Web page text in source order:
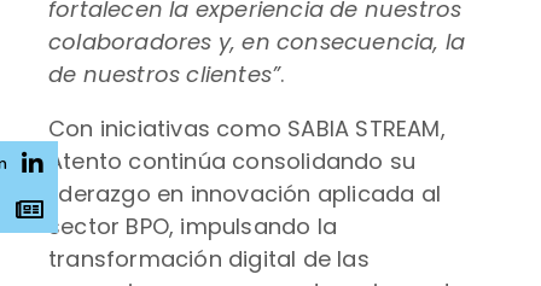
fortalecen la experiencia de nuestros
colaboradores y, en consecuencia, la
de nuestros clientes”.
Con iniciativas como SABIA STREAM,
Atento continúa consolidando su
liderazgo en innovación aplicada al
sector BPO, impulsando la
transformación digital de las